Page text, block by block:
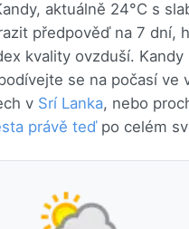
aktuálně 24°C s
předpověď na 7 dní,
kvality ovzduší. Kandy
se na počasí ve
v Srí Lanka, nebo
právě teďpo celém